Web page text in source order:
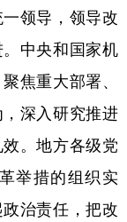
湖南
重庆
领导，领导改
中央和国家机
焦重大部署、
深入研究推进
。地方各级党
举措的组织实
治责任，把改